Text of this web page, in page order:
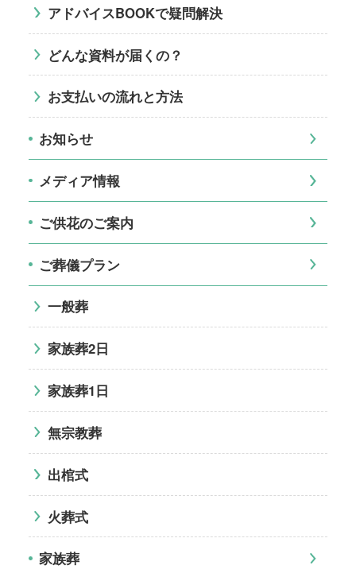
アドバイスBOOKで疑問解決
どんな資料が届くの？
お支払いの流れと方法
お知らせ
メディア情報
ご供花のご案内
ご葬儀プラン
一般葬
家族葬2日
家族葬1日
無宗教葬
出棺式
火葬式
家族葬